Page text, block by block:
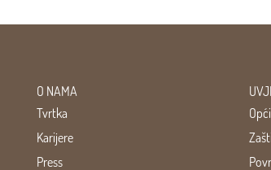
O NAMA
Tvrtka
Karijere
Press